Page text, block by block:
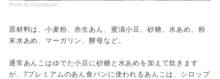
Photo by muccinpurin
原材料は、小麦粉、赤生あん、蜜漬小豆、砂糖、水あめ、粉
末水あめ、マーガリン、酵母など。
通常あんこはゆでた小豆に砂糖と水あめを加えて炊きます
が、7プレミアムのあん食パンに使われるあんこは、シロップ